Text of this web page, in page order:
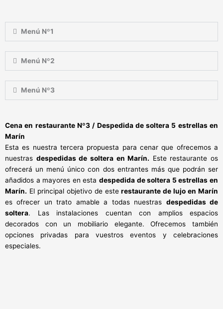
Menú Nº1
Menú Nº2
Menú Nº3
Cena en restaurante Nº3 / Despedida de soltera 5 estrellas en
Marín
Esta es nuestra tercera propuesta para cenar que ofrecemos a
nuestras despedidas de soltera en Marín. Este restaurante os
ofrecerá un menú único con dos entrantes más que podrán ser
añadidos a mayores en esta despedida de soltera 5 estrellas en
Marín. El principal objetivo de esterestaurante de lujo en Marín
es ofrecer un trato amable a todas nuestras despedidas de
soltera. Las instalaciones cuentan con amplios espacios
decorados con un mobiliario elegante. Ofrecemos también
opciones privadas para vuestros eventos y celebraciones
especiales.